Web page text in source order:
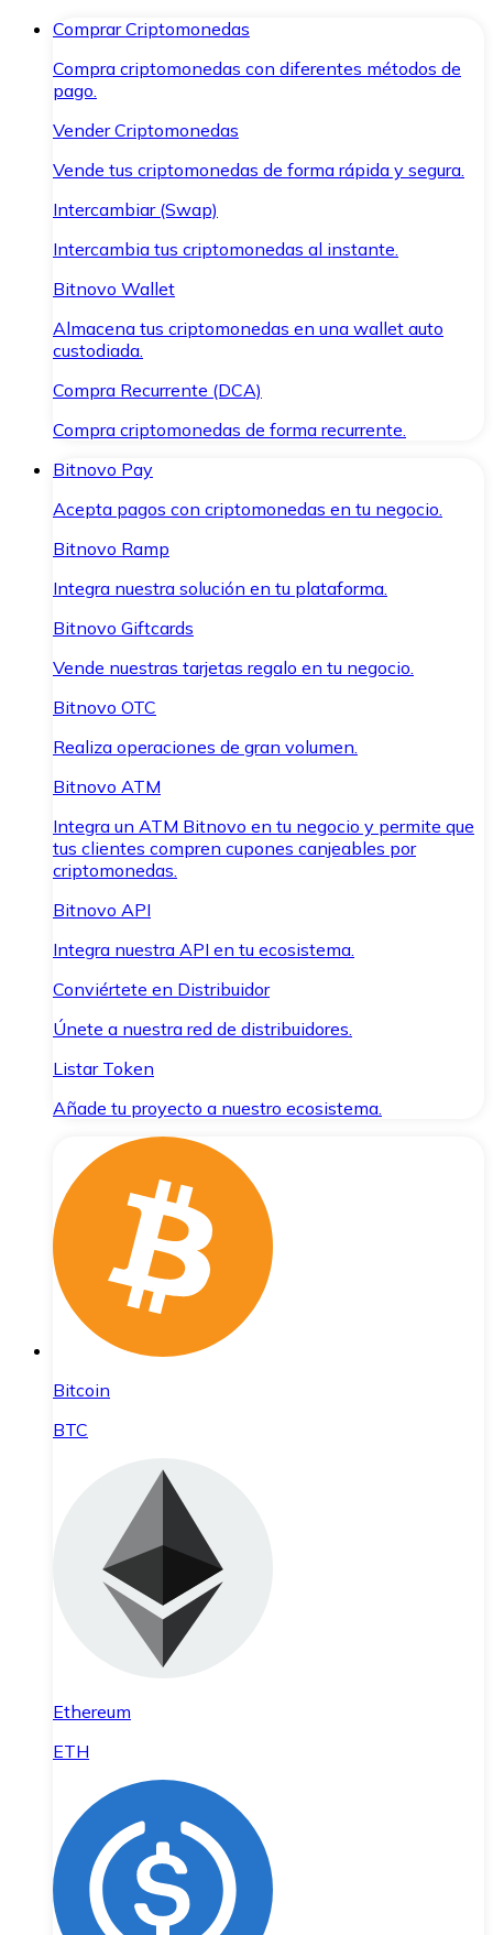
Comprar Criptomonedas
Compra criptomonedas con diferentes métodos de
pago.
Vender Criptomonedas
Vende tus criptomonedas de forma rápida y segura.
Intercambiar (Swap)
Intercambia tus criptomonedas al instante.
Bitnovo Wallet
Almacena tus criptomonedas en una wallet auto
custodiada.
Compra Recurrente (DCA)
Compra criptomonedas de forma recurrente.
Bitnovo Pay
Acepta pagos con criptomonedas en tu negocio.
Bitnovo Ramp
Integra nuestra solución en tu plataforma.
Bitnovo Giftcards
Vende nuestras tarjetas regalo en tu negocio.
Bitnovo OTC
Realiza operaciones de gran volumen.
Bitnovo ATM
Integra un ATM Bitnovo en tu negocio y permite que
tus clientes compren cupones canjeables por
criptomonedas.
Bitnovo API
Integra nuestra API en tu ecosistema.
Conviértete en Distribuidor
Únete a nuestra red de distribuidores.
Listar Token
Añade tu proyecto a nuestro ecosistema.
Bitcoin
BTC
Ethereum
ETH